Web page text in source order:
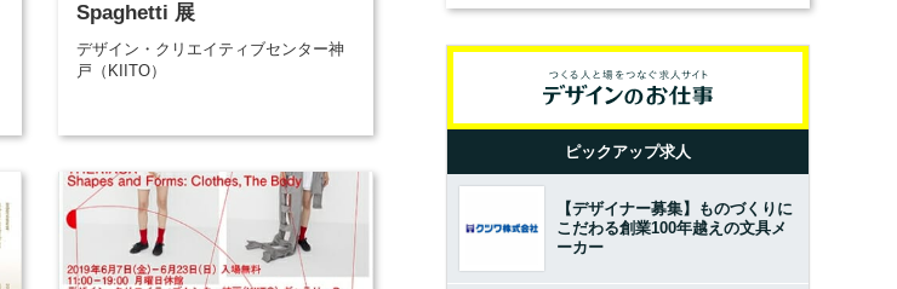
Spaghetti 展
デザイン・クリエイティブセンター神
戸（KIITO）
ピックアップ求人
【デザイナー募集】ものづくりに
こだわる創業100年越えの文具メ
ーカー